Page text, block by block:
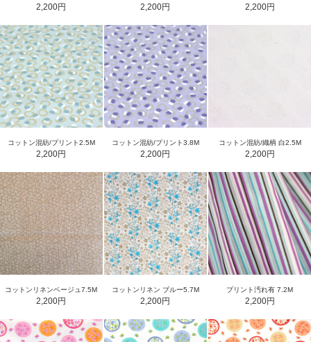
2,200円 2,200円 2,200円
コットン混紡/プリント2.5M
2,200円
コットン混紡/プリント3.8M
2,200円
コットン混紡/織柄 白2.5M
2,200円
コットンリネンベージュ7.5M
2,200円
コットンリネン ブルー5.7M
2,200円
プリント汚れ有 7.2M
2,200円